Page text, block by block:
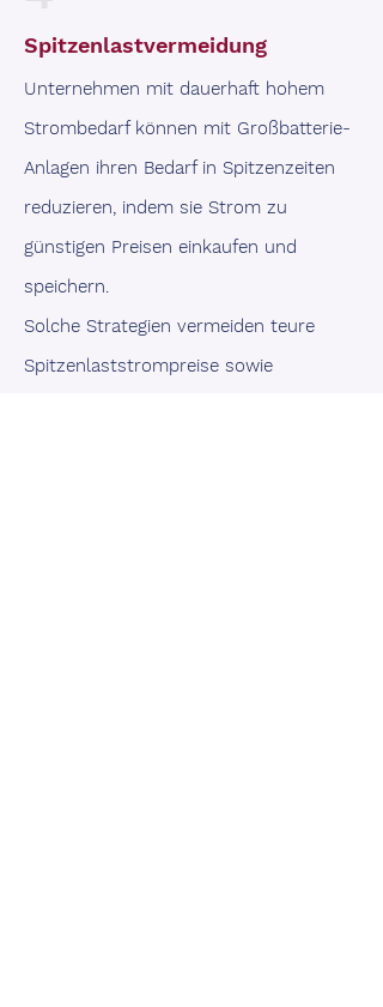
Spitzenlastvermeidung
Unternehmen mit dauerhaft hohem
Strombedarf können mit Großbatterie-
Anlagen ihren Bedarf in Spitzenzeiten
reduzieren, indem sie Strom zu
günstigen Preisen einkaufen und
speichern.
Solche Strategien vermeiden teure
Spitzenlaststrompreise sowie